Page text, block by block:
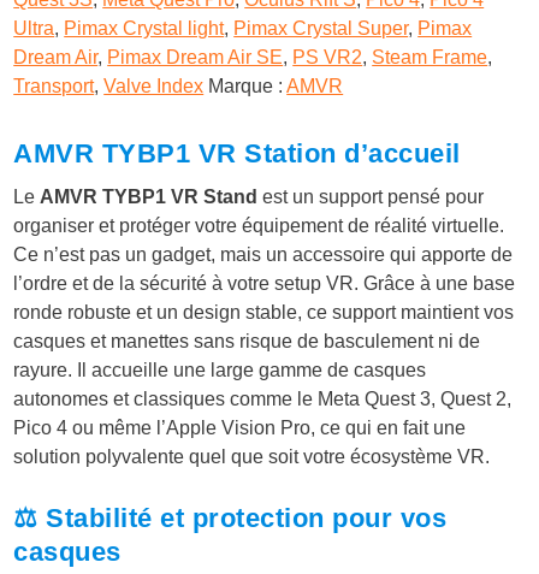
Ultra, Pimax Crystal light, Pimax Crystal Super, Pimax
Dream Air, Pimax Dream Air SE, PS VR2, Steam Frame,
Transport,Valve Index Marque :AMVR
AMVR TYBP1 VR Station d’accueil
Le AMVR TYBP1 VR Stand est un support pensé pour
organiser et protéger votre équipement de réalité virtuelle.
Ce n’est pas un gadget, mais un accessoire qui apporte de
l’ordre et de la sécurité à votre setup VR. Grâce à une base
ronde robuste et un design stable, ce support maintient vos
casques et manettes sans risque de basculement ni de
rayure. Il accueille une large gamme de casques
autonomes et classiques comme le Meta Quest 3, Quest 2,
Pico 4 ou même l’Apple Vision Pro, ce qui en fait une
solution polyvalente quel que soit votre écosystème VR.
⚖️ Stabilité et protection pour vos
casques